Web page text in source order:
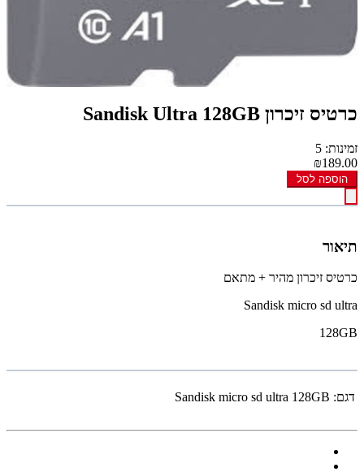
כרטיס זיכרון Sandisk Ultra 128GB
זמינות: 5
₪189.00
הוספה לסל
תיאור
כרטיס זיכרון מהיר + מתאם
Sandisk micro sd ultra
128GB
דגם: Sandisk micro sd ultra 128GB